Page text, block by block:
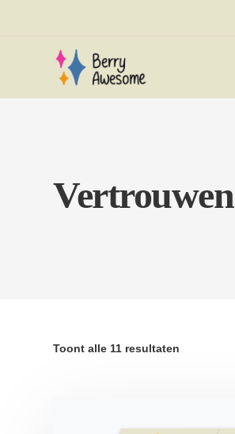
Vertrouwen
Toont alle 11 resultaten